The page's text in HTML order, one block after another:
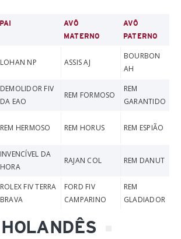
PAI
AVÔ
MATERNO
AVÔ
PATERNO
LOHAN NP ASSIS AJ
BOURBON
AH
DEMOLIDOR FIV
DA EAO
REM FORMOSO
REM
GARANTIDO
REM HERMOSO REM HORUS REM ESPIÃO
INVENCÍVEL DA
HORA
RAJAN COL REM DANUT
ROLEX FIV TERRA
BRAVA
FORD FIV
CAMPARINO
REM
GLADIADOR
HOLANDÊS